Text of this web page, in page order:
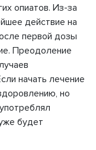
опиатов. Из-за
действие на
первой дозы
Преодоление
начать лечение
но
будет